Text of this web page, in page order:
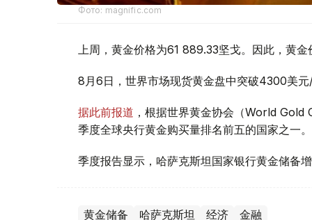
Фото: magnific.com
上周，黄金价格为61 889.33坚戈。因此，黄
8月6日，世界市场现货黄金盘中突破4300美元
据此前报道 ，根据世界黄金协会（World
季度全球央行黄金购买量排名前五的国家之一。
季度报告显示，哈萨克斯坦国家银行黄金储备增
黄金储备 哈萨克斯坦 经济 金融